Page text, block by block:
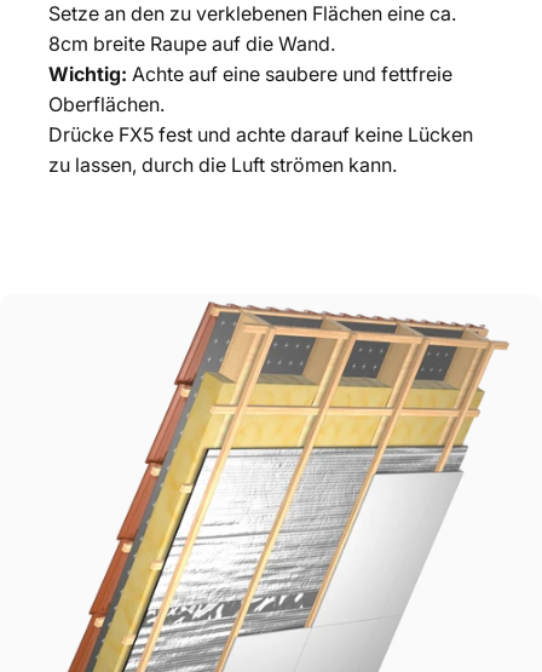
Setze an den zu verklebenen Flächen eine ca.
8cm breite Raupe auf die Wand.
Wichtig: Achte auf eine saubere und fettfreie
Oberflächen.
Drücke FX5 fest und achte darauf keine Lücken
zu lassen, durch die Luft strömen kann.